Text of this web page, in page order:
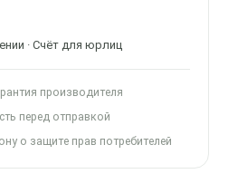
· Счёт для юрлиц
производителя
перед отправкой
о защите прав потребителей